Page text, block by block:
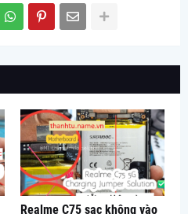
Realme C75 sạc không vào